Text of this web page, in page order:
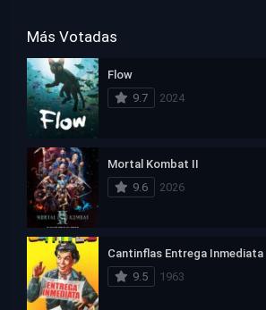
Más Votadas
Flow
9.7
2024
Mortal Kombat II
9.6
2026
Cantinflas Entrega Inmediata
9.5
1963